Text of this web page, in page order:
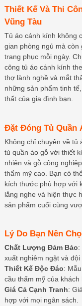
Thiết Kế Và Thi
Vũng Tàu
Tủ áo cánh kính không
gian phòng ngủ mà còn
trang phục mỗi ngày.
công tủ áo cánh kính
thợ lành nghề và mắt
những sản phẩm tinh
thất của gia đình bạn.
Đặt Đóng Tủ Quần
Không chỉ chuyên về tủ
tủ quần áo gỗ với thiết
nhiên và gỗ công
thẩm mỹ cao. Bạn có
kích thước phù hợp với
lắng nghe và hiện thực
sản phẩm cuối cùng
Lý Do Bạn Nên
Chất Lượng Đảm Bảo:
xuất nghiêm ngặt và
Thiết Kế Độc Đáo:
cầu thẩm mỹ của khách
Giá Cả Cạnh Tranh:
hợp với mọi ngân sách.